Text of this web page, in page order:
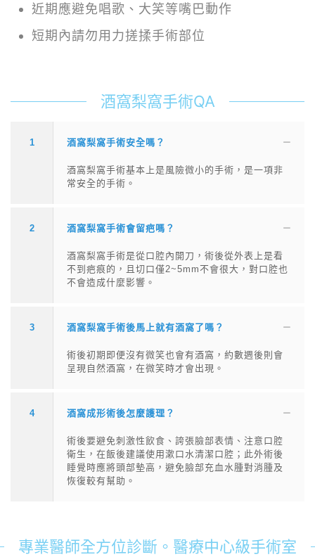
近期應避免唱歌、大笑等嘴巴動作
短期內請勿用力搓揉手術部位
酒窩梨窩手術QA
1 酒窩梨窩手術安全嗎？
酒窩梨窩手術基本上是風險微小的手術，是一項非
常安全的手術。
2 酒窩梨窩手術會留疤嗎？
酒窩梨窩手術是從口腔內開刀，術後從外表上是看
不到疤痕的，且切口僅2~5mm不會很大，對口腔也
不會造成什麼影響。
3 酒窩梨窩手術後馬上就有酒窩了嗎？
術後初期即便沒有微笑也會有酒窩，約數週後則會
呈現自然酒窩，在微笑時才會出現。
4 酒窩成形術後怎麼護理？
術後要避免刺激性飲食、誇張臉部表情、注意口腔
衛生，在飯後建議使用漱口水清潔口腔；此外術後
睡覺時應將頭部墊高，避免臉部充血水腫對消腫及
恢復較有幫助。
專業醫師全方位診斷。醫療中心級手術室